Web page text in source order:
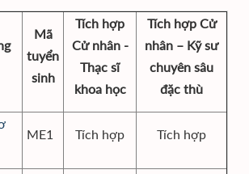
Mã
tuyển
sinh
Tích hợp
Cử nhân -
Thạc sĩ
khoa học
Tích hợp Cử
nhân – Kỹ sư
chuyên sâu
đặc thù
ME1 Tích hợp Tích hợp